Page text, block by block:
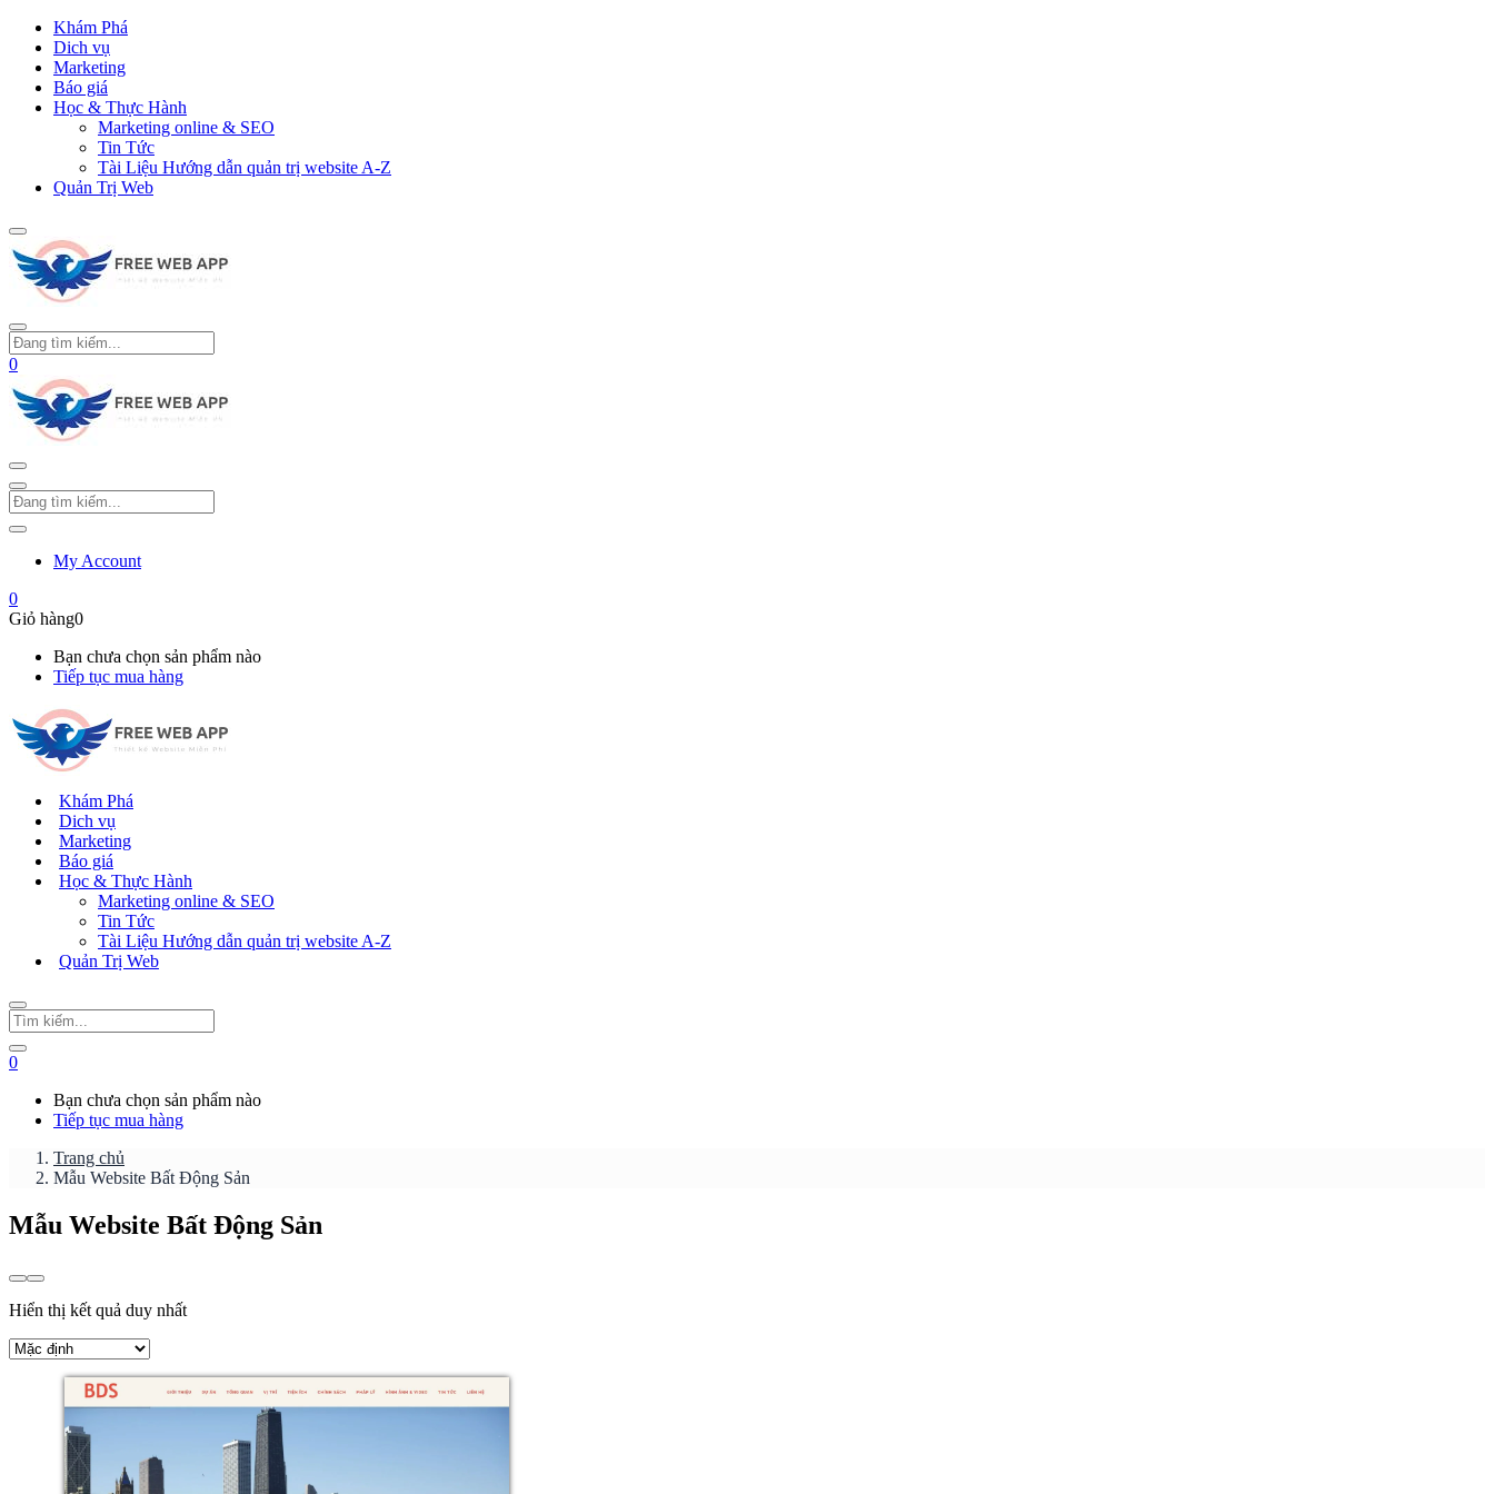
Khám Phá
Dich vụ
Marketing
Báo giá
Học & Thực Hành
Marketing online & SEO
Tin Tức
Tài Liệu Hướng dẫn quản trị website A-Z
Quản Trị Web
0
My Account
0
Giỏ hàng0
Bạn chưa chọn sản phẩm nào
Tiếp tục mua hàng
Khám Phá
Dich vụ
Marketing
Báo giá
Học & Thực Hành
Marketing online & SEO
Tin Tức
Tài Liệu Hướng dẫn quản trị website A-Z
Quản Trị Web
0
Bạn chưa chọn sản phẩm nào
Tiếp tục mua hàng
Trang chủ
Mẫu Website Bất Động Sản
Mẫu Website Bất Động Sản
Hiển thị kết quả duy nhất